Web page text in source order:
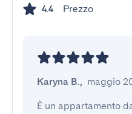
4.4 Prezzo
Karyna B., maggio
È un appartamento